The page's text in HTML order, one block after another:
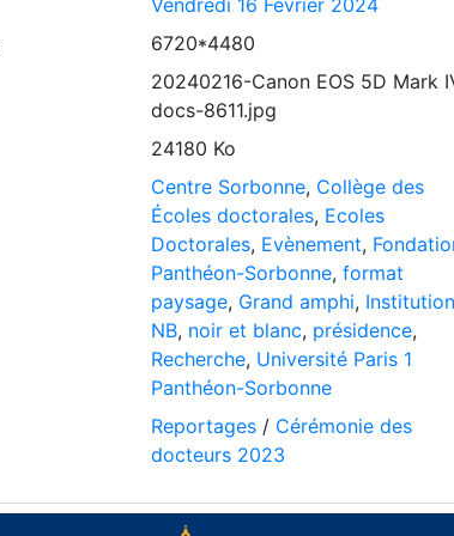
Vendredi 16 Février 2024
6720*4480
20240216-Canon EOS 5D Mark
docs-8611.jpg
24180 Ko
Centre Sorbonne, Collège des
Écoles doctorales, Ecoles
Doctorales, Evènement,
Panthéon-Sorbonne, format
paysage, Grand amphi, Institution
NB, noir et blanc, présidence,
Recherche, Université Paris 1
Panthéon-Sorbonne
Reportages / Cérémonie des
docteurs 2023